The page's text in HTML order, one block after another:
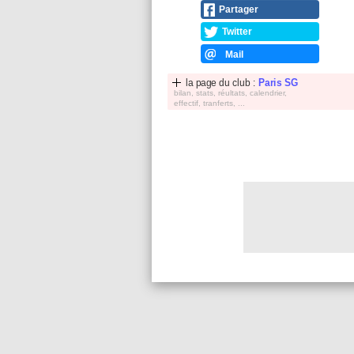
Partager
Twitter
Mail
la page du club : Paris SG
bilan, stats, réultats, calendrier,
effectif, tranferts, ...